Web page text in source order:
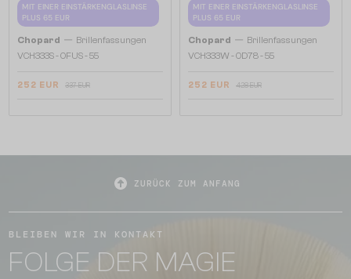
MIT EINER EINSTÄRKENGLASLINSE
PLUS 65 EUR
Chopard — Brillenfassungen
VCH333S - 0FUS - 55
252 EUR 337 EUR
MIT EINER EINSTÄRKENGLASLINSE
PLUS 65 EUR
Chopard — Brillenfassungen
VCH333W - 0D78 - 55
252 EUR 428 EUR
ZURÜCK ZUM ANFANG
BLEIBEN WIR IN KONTAKT
FOLGE DER MAGIE